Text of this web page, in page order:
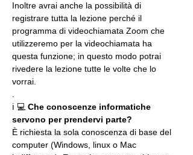
Inoltre avrai anche la possibilità di
registrare tutta la lezione perché il
programma di videochiamata Zoom che
utilizzeremo per la videochiamata ha
questa funzione; in questo modo potrai
rivedere la lezione tutte le volte che lo
vorrai.
ℹ 💻 Che conoscenze informatiche
servono per prendervi parte?
È richiesta la sola conoscenza di base del
computer (Windows, linux o Mac